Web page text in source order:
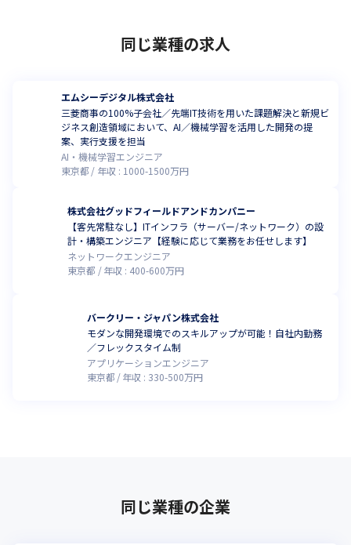
同じ業種の求人
エムシーデジタル株式会社
三菱商事の100%子会社／先端IT技術を用いた課題解決と新規ビ
ジネス創造領域において、AI／機械学習を活用した開発の提
案、実行支援を担当
AI・機械学習エンジニア
東京都
年収 : 1000-1500万円
株式会社グッドフィールドアンドカンパニー
【客先常駐なし】ITインフラ（サーバー/ネットワーク）の設
計・構築エンジニア【経験に応じて業務をお任せします】
ネットワークエンジニア
東京都
年収 : 400-600万円
バークリー・ジャパン株式会社
モダンな開発環境でのスキルアップが可能！自社内勤務
／フレックスタイム制
アプリケーションエンジニア
東京都
年収 : 330-500万円
同じ業種の企業